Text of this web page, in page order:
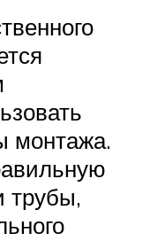
монтажа.
трубы,